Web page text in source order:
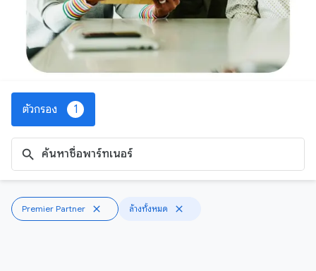
ตัวกรอง 1
search
Premier Partner close ล้างทั้งหมด close